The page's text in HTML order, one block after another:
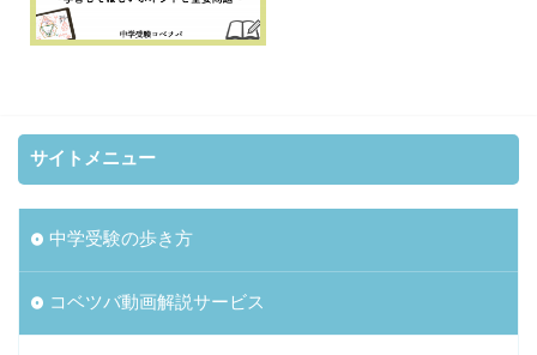
サイトメニュー
中学受験の歩き方
コベツバ動画解説サービス